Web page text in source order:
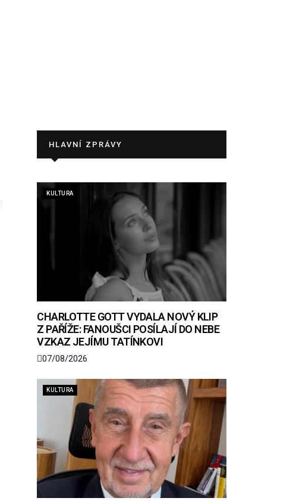
HLAVNÍ ZPRÁVY
KULTURA
CHARLOTTE GOTT VYDALA NOVÝ KLIP
Z PAŘÍŽE: FANOUŠCI POSÍLAJÍ DO NEBE
VZKAZ JEJÍMU TATÍNKOVI
07/08/2026
KULTURA